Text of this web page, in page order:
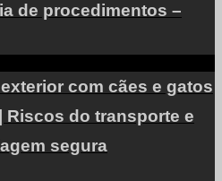
de procedimentos –
com cães e gatos
Riscos do transporte e
segura
o transporte internacional